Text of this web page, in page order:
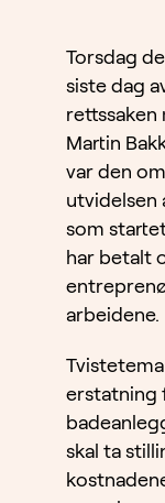
Torsdag
siste dag
rettssaken
Martin
var den
utvidelsen
som
har betalt
arbeidene.
erstatning
skal ta